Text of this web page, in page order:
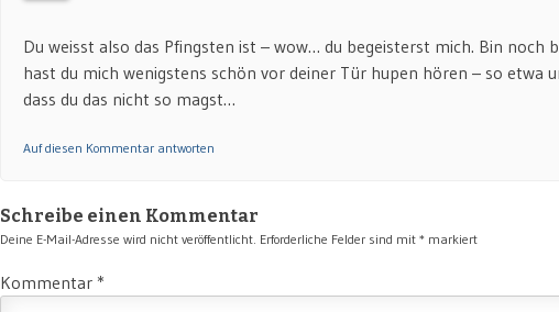
Du weisst also das Pfingsten ist – wow… du begeisterst mich. Bin noch
hast du mich wenigstens schön vor deiner Tür hupen hören – so etwa
dass du das nicht so magst…
Auf diesen Kommentar antworten
Schreibe einen Kommentar
Deine E-Mail-Adresse wird nicht veröffentlicht. Erforderliche Felder sind mit * markiert
Kommentar *